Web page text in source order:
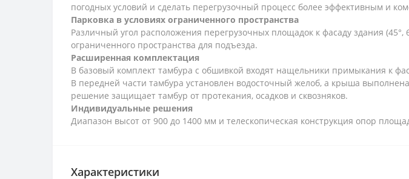
погодных условий и сделать перегрузочный процесс более эффективным и
Парковка в условиях ограниченного пространства
Различный угол расположения перегрузочных площадок к фасаду здания (45°,
ограниченного пространства для подъезда.
Расширенная комплектация
В базовый комплект тамбура с обшивкой входят нащельники примыкания к
В передней части тамбура установлен водосточный желоб, а крыша
решение защищает тамбур от протекания, осадков и сквозняков.
Индивидуальные решения
Диапазон высот от 900 до 1400 мм и телескопическая конструкция опор
Характеристики